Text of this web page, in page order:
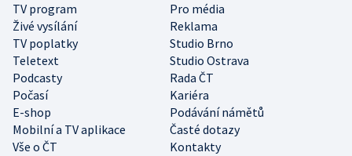
TV program
Pro média
Živé vysílání
Reklama
TV poplatky
Studio Brno
Teletext
Studio Ostrava
Podcasty
Rada ČT
Počasí
Kariéra
E-shop
Podávání námětů
Mobilní a TV aplikace
Časté dotazy
Vše o ČT
Kontakty